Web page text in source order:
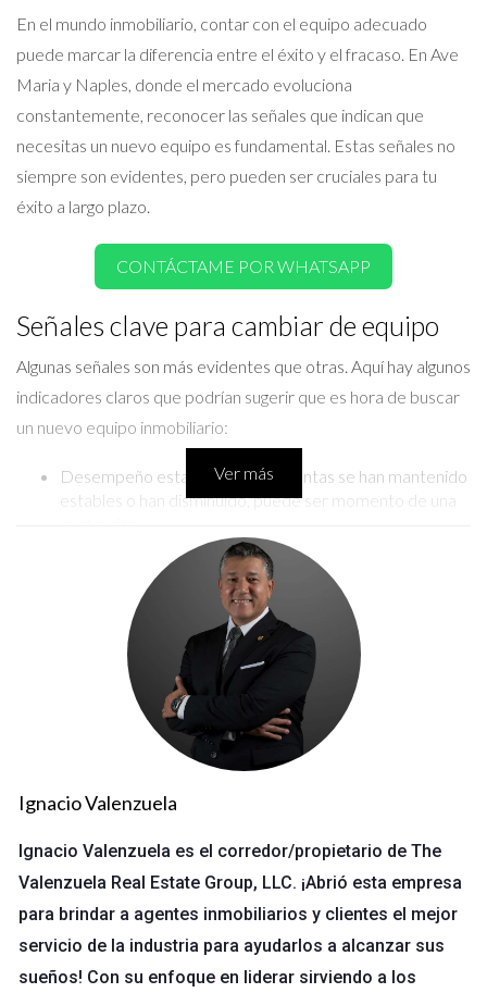
En el mundo inmobiliario, contar con el equipo adecuado
puede marcar la diferencia entre el éxito y el fracaso. En Ave
Maria y Naples, donde el mercado evoluciona
constantemente, reconocer las señales que indican que
necesitas un nuevo equipo es fundamental. Estas señales no
siempre son evidentes, pero pueden ser cruciales para tu
éxito a largo plazo.
CONTÁCTAME POR WHATSAPP
Señales clave para cambiar de equipo
Algunas señales son más evidentes que otras. Aquí hay algunos
indicadores claros que podrían sugerir que es hora de buscar
un nuevo equipo inmobiliario:
Desempeño estancado: Si tus ventas se han mantenido
estables o han disminuido, puede ser momento de una
Falta de comunicación: La colaboración entre los
miembros del equipo es esencial. Si sientes que no hay
una buena comunicación, esto puede ser un problema.
Innovación insuficiente: El mercado cambia rápido. Si tu
equipo no está adoptando nuevas tecnologías o
estrategias, considera hacer un cambio.
Es importante observar estas señales en conjunto y no
aisladamente. Un solo indicador puede no ser suficiente para
justificar un cambio. Sin embargo, cuando varios aspectos
empiezan a fallar, la situación merece atención inmediata.
LLÁMAME AHORA
Caso de estudio 1: El estancamiento en las ventas
María trabajaba en un equipo en Naples durante tres años. A
pesar de su dedicación, sus cifras se mantuvieron estancadas.
Ver más
Ignacio Valenzuela
Ignacio Valenzuela es el corredor/propietario de The
Valenzuela Real Estate Group, LLC. ¡Abrió esta empresa
para brindar a agentes inmobiliarios y clientes el mejor
servicio de la industria para ayudarlos a alcanzar sus
sueños! Con su enfoque en liderar sirviendo a los